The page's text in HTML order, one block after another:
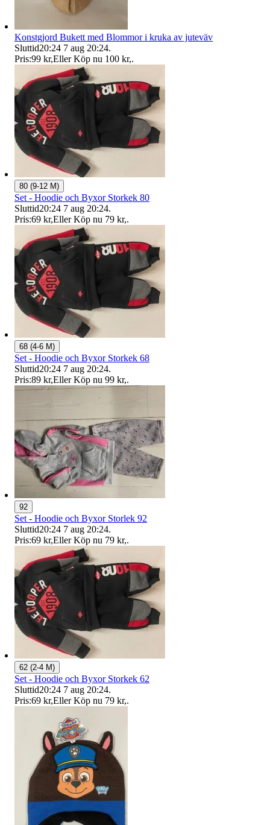
Konstgjord Bukett med Blommor i kruka av juteväv
Sluttid20:24 7 aug 20:24.
Pris:99 kr,Eller Köp nu 100 kr,.
80 (9-12 M)
Set - Hoodie och Byxor Storkek 80
Sluttid20:24 7 aug 20:24.
Pris:69 kr,Eller Köp nu 79 kr,.
68 (4-6 M)
Set - Hoodie och Byxor Storkek 68
Sluttid20:24 7 aug 20:24.
Pris:89 kr,Eller Köp nu 99 kr,.
92
Set - Hoodie och Byxor Storlek 92
Sluttid20:24 7 aug 20:24.
Pris:69 kr,Eller Köp nu 79 kr,.
62 (2-4 M)
Set - Hoodie och Byxor Storkek 62
Sluttid20:24 7 aug 20:24.
Pris:69 kr,Eller Köp nu 79 kr,.